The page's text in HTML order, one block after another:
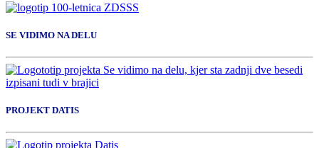
SE VIDIMO NA DELU
PROJEKT DATIS